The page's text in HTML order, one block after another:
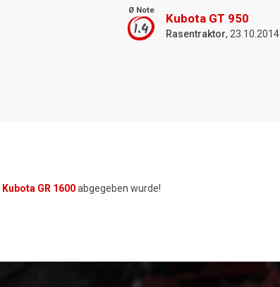
Ø Note
1.4
Kubota GT 950
Rasentraktor, 23.10.2014
Kubota GR 1600abgegeben wurde!